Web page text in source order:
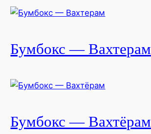
Бумбокс — Вахтерам
Бумбокс — Вахтёрам